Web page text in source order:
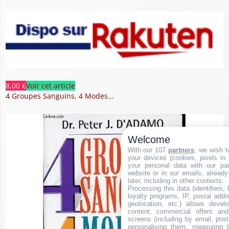
8,00 €Voir cet article
4 Groupes Sanguins, 4 Modes...
Welcome
With our 107 partners , we wish
your devices (cookies, pixels
your personal data with our
website or in our emails,
later, including in other contexts.
Processing this data (identifiers,
loyalty programs, IP, postal
geolocation, etc.) allows
content, commercial offers
screens (including by email,
personalising them, measuring